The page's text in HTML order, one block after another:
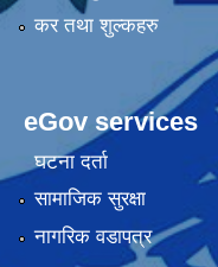
कर तथा शुल्कहरु
eGov services
घटना दर्ता
सामाजिक सुरक्षा
नागरिक वडापत्र